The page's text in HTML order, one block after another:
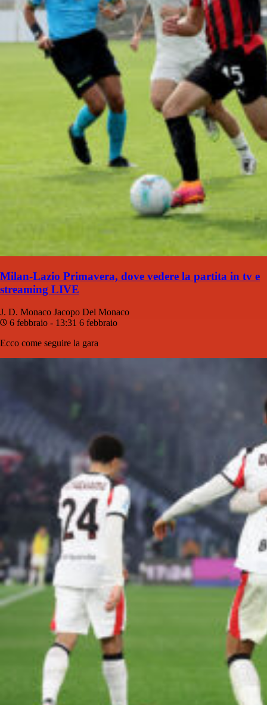
Milan-Lazio Primavera, dove vedere la partita in tv e
streaming LIVE
J. D. Monaco Jacopo Del Monaco
6 febbraio - 13:31 6 febbraio
Ecco come seguire la gara